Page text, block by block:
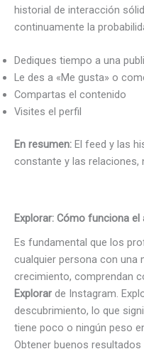
historial de interacción
continuamente la
Dediques tiempo a una
Le des a «Me gusta» o
Compartas el contenido
Visites el perfil
En resumen: El feed y las
constante y las relaciones,
Explorar: Cómo funciona
Es fundamental que los
cualquier persona con una
crecimiento, comprendan
Explorar de Instagram.
descubrimiento, lo que
tiene poco o ningún peso
Obtener buenos